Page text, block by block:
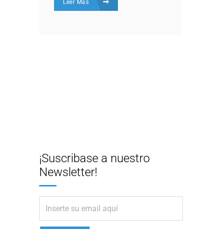
Leer Más
¡Suscribase a nuestro
Newsletter!